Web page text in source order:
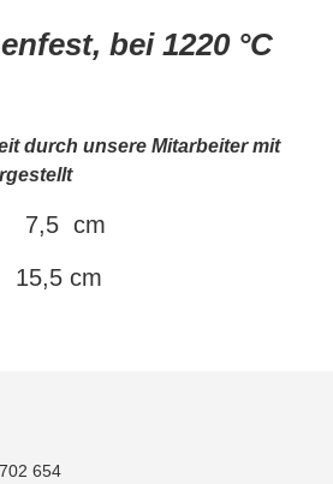
bei 1220 °C
durch unsere Mitarbeiter mit
7,5 cm
15,5 cm
654